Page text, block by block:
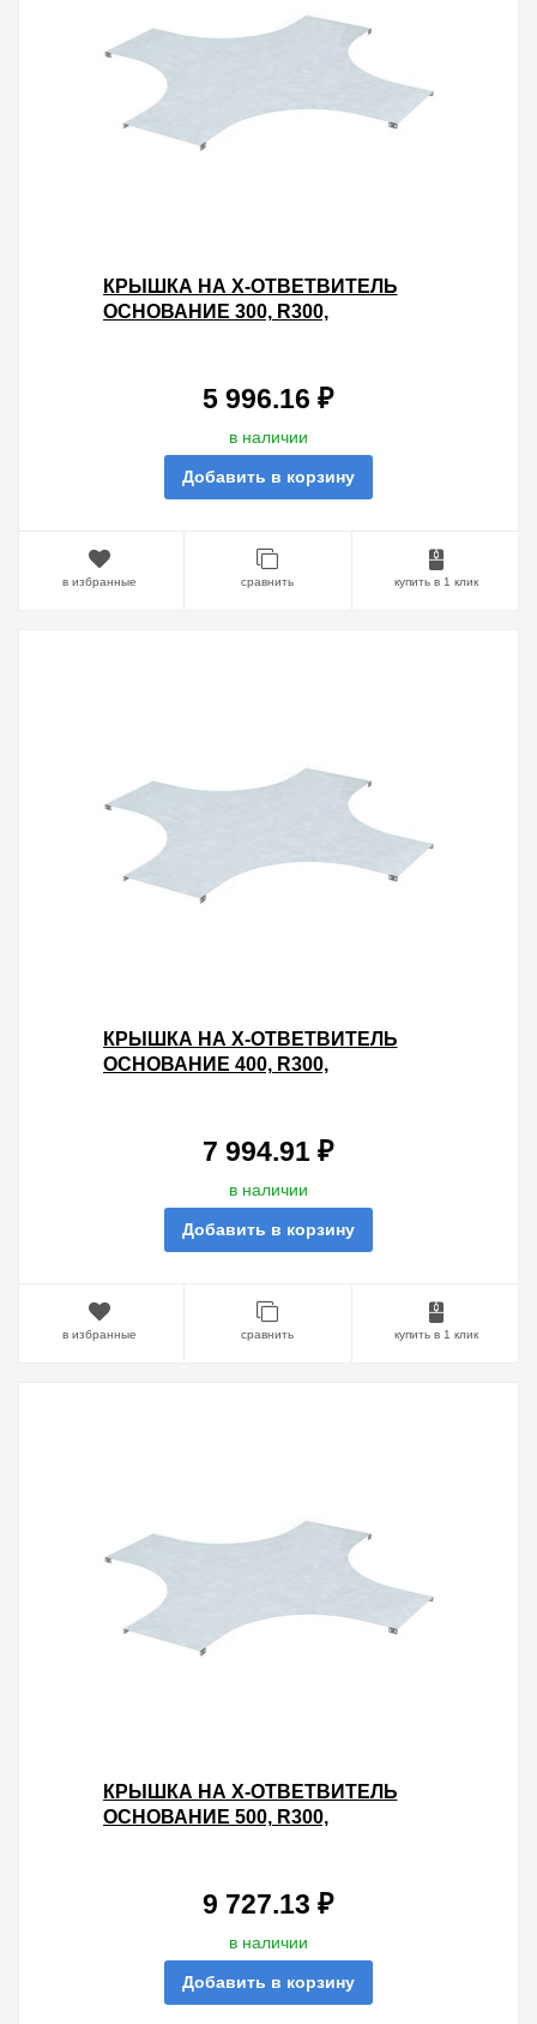
КРЫШКА НА X-ОТВЕТВИТЕЛЬ
ОСНОВАНИЕ 300, R300,
5 996.16 ₽
в наличии
Добавить в корзину
в избранные сравнить купить в 1 клик
КРЫШКА НА X-ОТВЕТВИТЕЛЬ
ОСНОВАНИЕ 400, R300,
7 994.91 ₽
в наличии
Добавить в корзину
в избранные сравнить купить в 1 клик
КРЫШКА НА X-ОТВЕТВИТЕЛЬ
ОСНОВАНИЕ 500, R300,
9 727.13 ₽
в наличии
Добавить в корзину